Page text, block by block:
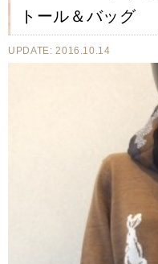
トール＆バッグ
UPDATE: 2016.10.14